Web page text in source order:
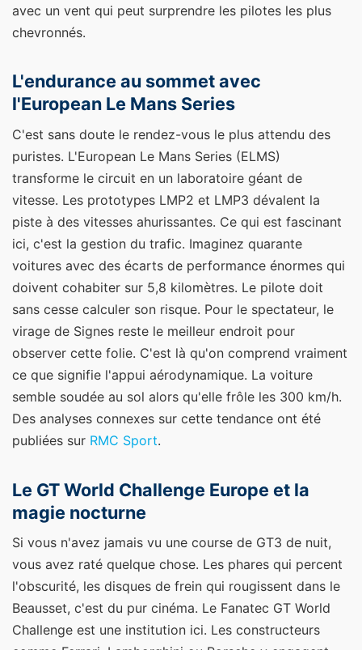
avec un vent qui peut surprendre les pilotes les plus
chevronnés.
L'endurance au sommet avec
l'European Le Mans Series
C'est sans doute le rendez-vous le plus attendu des
puristes. L'European Le Mans Series (ELMS)
transforme le circuit en un laboratoire géant de
vitesse. Les prototypes LMP2 et LMP3 dévalent la
piste à des vitesses ahurissantes. Ce qui est fascinant
ici, c'est la gestion du trafic. Imaginez quarante
voitures avec des écarts de performance énormes qui
doivent cohabiter sur 5,8 kilomètres. Le pilote doit
sans cesse calculer son risque. Pour le spectateur, le
virage de Signes reste le meilleur endroit pour
observer cette folie. C'est là qu'on comprend vraiment
ce que signifie l'appui aérodynamique. La voiture
semble soudée au sol alors qu'elle frôle les 300 km/h.
Des analyses connexes sur cette tendance ont été
publiées sur RMC Sport.
Le GT World Challenge Europe et la
magie nocturne
Si vous n'avez jamais vu une course de GT3 de nuit,
vous avez raté quelque chose. Les phares qui percent
l'obscurité, les disques de frein qui rougissent dans le
Beausset, c'est du pur cinéma. Le Fanatec GT World
Challenge est une institution ici. Les constructeurs